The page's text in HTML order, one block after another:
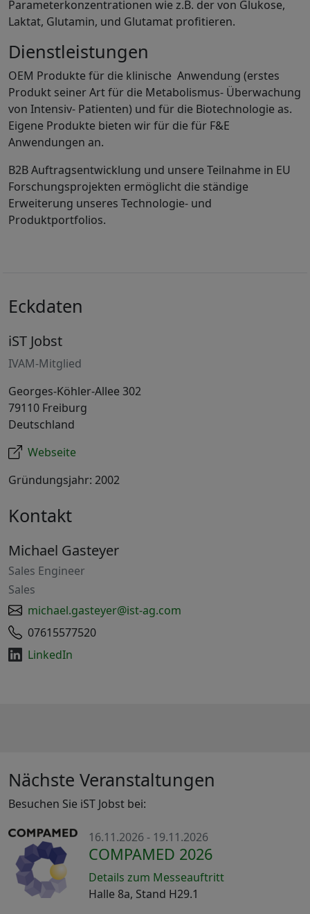
Parameterkonzentrationen wie z.B. der von Glukose,
Laktat, Glutamin, und Glutamat profitieren.
Dienstleistungen
OEM Produkte für die klinische Anwendung (erstes
Produkt seiner Art für die Metabolismus- Überwachung
von Intensiv- Patienten) und für die Biotechnologie as.
Eigene Produkte bieten wir für die für F&E
Anwendungen an.
B2B Auftragsentwicklung und unsere Teilnahme in EU
Forschungsprojekten ermöglicht die ständige
Erweiterung unseres Technologie- und
Produktportfolios.
Eckdaten
iST Jobst
IVAM-Mitglied
Georges-Köhler-Allee 302
79110 Freiburg
Deutschland
Webseite
Gründungsjahr: 2002
Kontakt
Michael Gasteyer
Sales Engineer
Sales
michael.gasteyer@ist-ag.com
07615577520
LinkedIn
Nächste Veranstaltungen
Besuchen Sie iST Jobst bei:
16.11.2026 - 19.11.2026
COMPAMED 2026
Details zum Messeauftritt
Halle 8a, Stand H29.1